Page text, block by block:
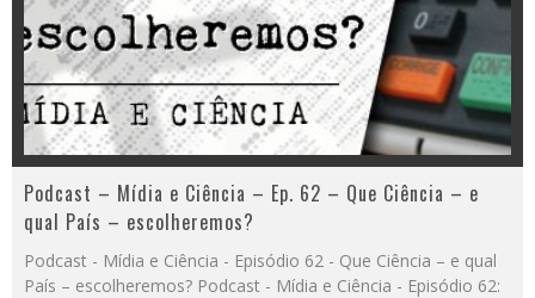
Podcast – Mídia e Ciência – Ep. 62 – Que Ciência – e
qual País – escolheremos?
Podcast - Mídia e Ciência - Episódio 62 - Que Ciência – e qual
País – escolheremos? Podcast - Mídia e Ciência - Episódio 62: